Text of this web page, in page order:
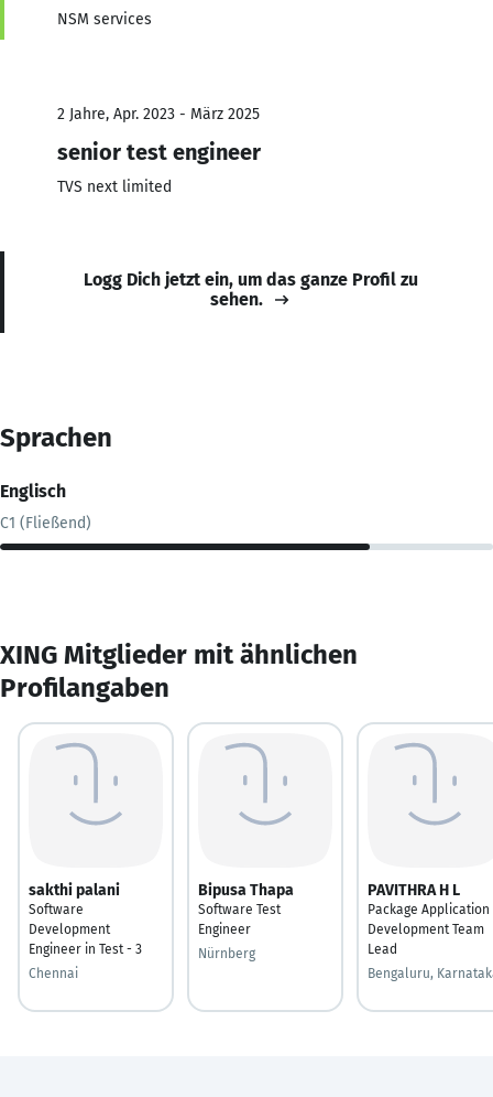
NSM services
2 Jahre, Apr. 2023 - März 2025
senior test engineer
TVS next limited
Logg Dich jetzt ein, um das ganze Profil zu
sehen.
Sprachen
Englisch
C1 (Fließend)
XING Mitglieder mit ähnlichen
Profilangaben
sakthi palani
Software
Development
Engineer in Test - 3
Chennai
Bipusa Thapa
Software Test
Engineer
Nürnberg
PAVITHRA H L
Package Application
Development Team
Lead
Bengaluru,